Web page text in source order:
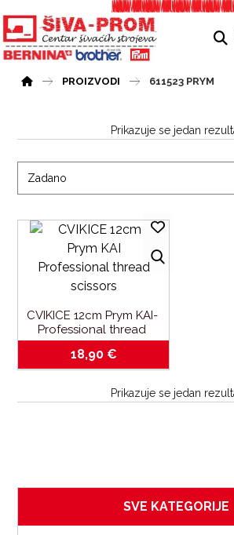
PROIZVODI 611523 PRYM
Prikazuje se jedan
CVIKICE 12cm Prym KAI-
Professional thread
scissors
18,90 €
Prikazuje se jedan
SVE KATEGORIJE